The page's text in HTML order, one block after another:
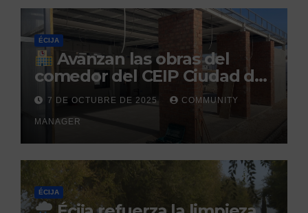
ÉCIJA
Avanzan las obras del
comedor del CEIP Ciudad del
Sol: su finalización está
prevista para finales de 2025
7 DE OCTUBRE DE 2025 COMMUNITY
MANAGER
ÉCIJA